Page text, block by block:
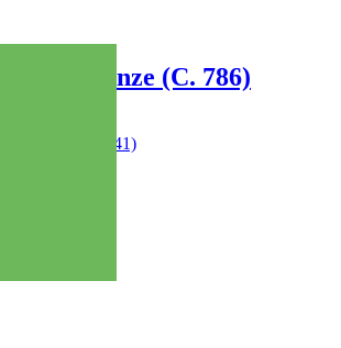
essenze (C. 786)